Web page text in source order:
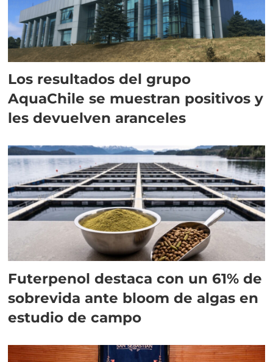
Los resultados del grupo
AquaChile se muestran positivos y
les devuelven aranceles
Futerpenol destaca con un 61% de
sobrevida ante bloom de algas en
estudio de campo